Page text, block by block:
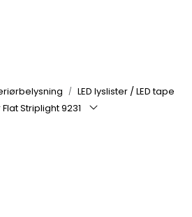
LED lyslister / LED tape
Striplight 9231